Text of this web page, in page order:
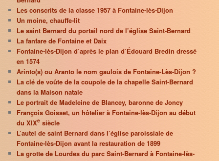
Les conscrits de la classe 1957 à Fontaine-lès-Dijon
Un moine, chauffe-lit
Le saint Bernard du portail nord de l’église Saint-Bernard
La fanfare de Fontaine et Daix
Fontaine-lès-Dijon d’après le plan d’Édouard Bredin dressé
en 1574
Arinto(s) ou Aranto le nom gaulois de Fontaine-Lès-Dijon ?
La clé de voûte de la coupole de la chapelle Saint-Bernard
dans la Maison natale
Le portrait de Madeleine de Blancey, baronne de Joncy
François Goisset, un hôtelier à Fontaine-lès-Dijon au début
du XIXe siècle
L’autel de saint Bernard dans l’église paroissiale de
Fontaine-lès-Dijon avant la restauration de 1899
La grotte de Lourdes du parc Saint-Bernard à Fontaine-lès-